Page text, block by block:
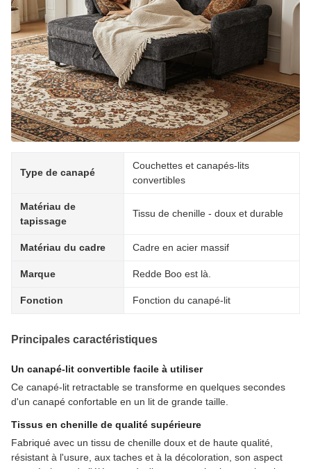
Type de canapé
Couchettes et canapés-lits
convertibles
Matériau de
tapissage
Tissu de chenille - doux et durable
Matériau du cadre Cadre en acier massif
Marque Redde Boo est là.
Fonction Fonction du canapé-lit
Principales caractéristiques
Un canapé-lit convertible facile à utiliser
Ce canapé-lit retractable se transforme en quelques secondes
d'un canapé confortable en un lit de grande taille.
Tissus en chenille de qualité supérieure
Fabriqué avec un tissu de chenille doux et de haute qualité,
résistant à l'usure, aux taches et à la décoloration, son aspect